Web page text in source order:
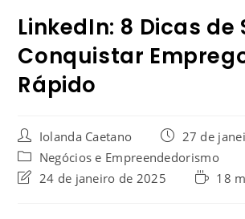
LinkedIn: 8 Dicas de
Conquistar
Rápido
Iolanda Caetano
27 de
Negócios e Empreendedorismo
24 de janeiro de 2025
18